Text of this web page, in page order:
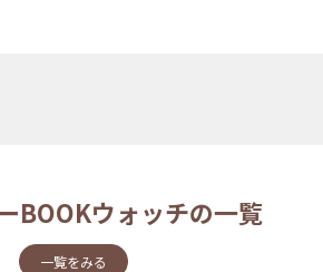
BOOKウォッチの一覧
一覧をみる